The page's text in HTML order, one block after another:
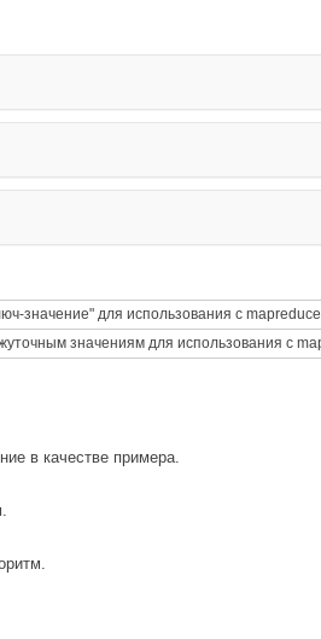
значение" для использования с mapreduce
значениям для использования с
в качестве примера.